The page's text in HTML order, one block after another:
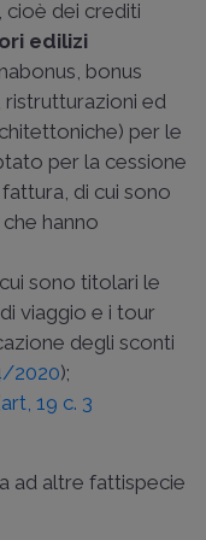
cioè dei crediti
edilizi
bonus
ristrutturazioni ed
per le
per la cessione
di cui sono
hanno
cui sono titolari le
viaggio e i tour
degli sconti
2020);
art, 19 c. 3
ad altre fattispecie